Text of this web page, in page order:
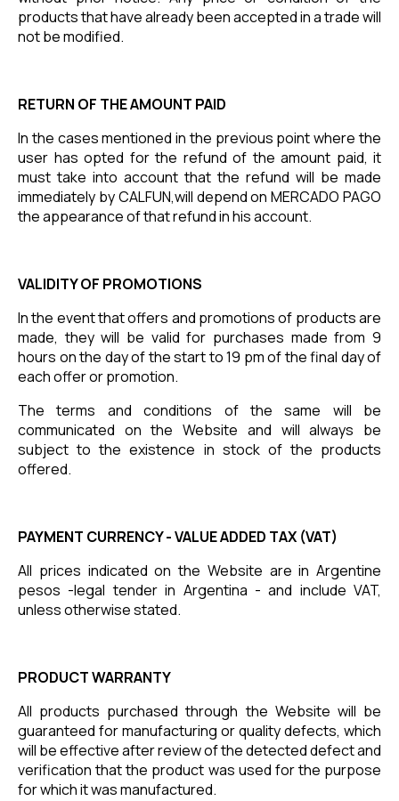
products that have already been accepted in a trade will
not be modified.
RETURN OF THE AMOUNT PAID
In the cases mentioned in the previous point where the
user has opted for the refund of the amount paid, it
must take into account that the refund will be made
immediately by CALFUN,will depend on MERCADO PAGO
the appearance of that refund in his account.
VALIDITY OF PROMOTIONS
In the event that offers and promotions of products are
made, they will be valid for purchases made from 9
hours on the day of the start to 19 pm of the final day of
each offer or promotion.
The terms and conditions of the same will be
communicated on the Website and will always be
subject to the existence in stock of the products
offered.
PAYMENT CURRENCY - VALUE ADDED TAX (VAT)
All prices indicated on the Website are in Argentine
pesos -legal tender in Argentina - and include VAT,
unless otherwise stated.
PRODUCT WARRANTY
All products purchased through the Website will be
guaranteed for manufacturing or quality defects, which
will be effective after review of the detected defect and
verification that the product was used for the purpose
for which it was manufactured.